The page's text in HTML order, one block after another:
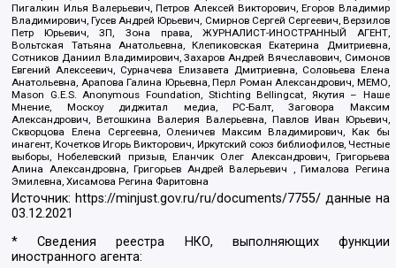
Пигалкин Илья Валерьевич, Петров Алексей Викторович, Егоров Владимир
Владимирович, Гусев Андрей Юрьевич, Смирнов Сергей Сергеевич, Верзилов
Петр Юрьевич, ЗП, Зона права, ЖУРНАЛИСТ-ИНОСТРАННЫЙ АГЕНТ,
Вольтская Татьяна Анатольевна, Клепиковская Екатерина Дмитриевна,
Сотников Даниил Владимирович, Захаров Андрей Вячеславович, Симонов
Евгений Алексеевич, Сурначева Елизавета Дмитриевна, Соловьева Елена
Анатольевна, Арапова Галина Юрьевна, Перл Роман Александрович, МЕМО,
Mason G.E.S. Anonymous Foundation, Stichting Bellingcat, Якутия – Наше
Мнение, Москоу диджитал медиа, РС-Балт, Заговора Максим
Александрович, Ветошкина Валерия Валерьевна, Павлов Иван Юрьевич,
Скворцова Елена Сергеевна, Оленичев Максим Владимирович, Как бы
инагент, Кочетков Игорь Викторович, Иркутский союз библиофилов, Честные
выборы, Нобелевский призыв, Еланчик Олег Александрович, Григорьева
Алина Александровна, Григорьев Андрей Валерьевич , Гималова Регина
Эмилевна, Хисамова Регина Фаритовна
Источник: https://minjust.gov.ru/ru/documents/7755/ данные на
03.12.2021
* Сведения реестра НКО, выполняющих функции
иностранного агента: